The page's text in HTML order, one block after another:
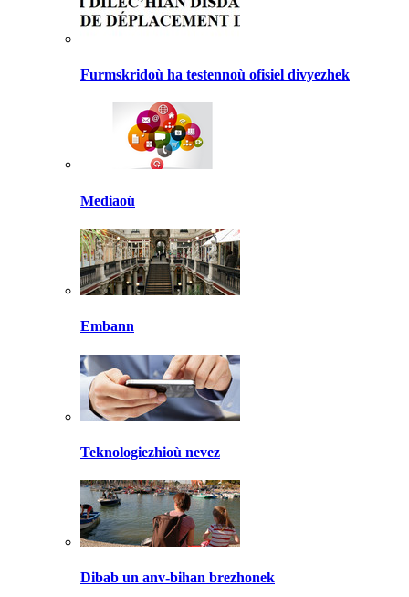
Furmskridoù ha testennoù ofisiel divyezhek
Mediaoù
Embann
Teknologiezhioù nevez
Dibab un anv-bihan brezhonek